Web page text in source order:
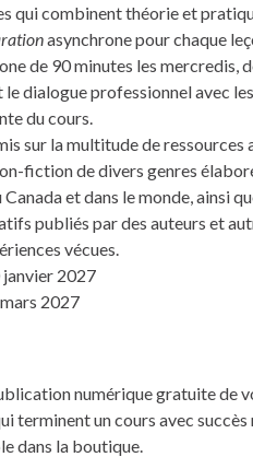
qui combinent théorie et
asynchrone pour chaque
de 90 minutes les mercredis,
le dialogue professionnel avec
du cours.
sur la multitude de
fiction de divers genres
et dans le monde, ainsi
publiés par des auteurs et
vécues.
janvier 2027
2027
numérique gratuite de
terminent un cours avec
dans la boutique.